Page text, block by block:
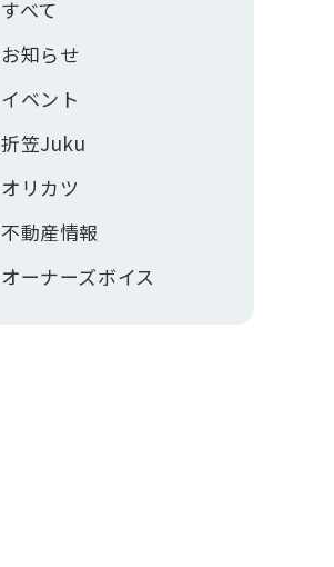
すべて
お知らせ
イベント
折笠Juku
オリカツ
不動産情報
オーナーズボイス